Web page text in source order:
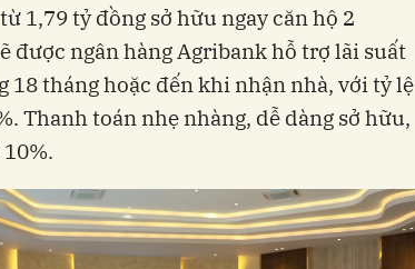
1,79 tỷ đồng sở hữu ngay căn hộ 2
được ngân hàng Agribank hỗ trợ lãi suất
18 tháng hoặc đến khi nhận nhà, với tỷ lệ
Thanh toán nhẹ nhàng, dễ dàng sở hữu,